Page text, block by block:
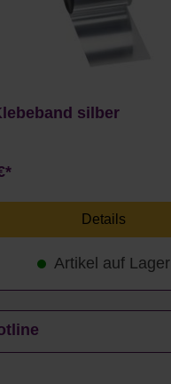
silber
Details
Artikel auf Lager